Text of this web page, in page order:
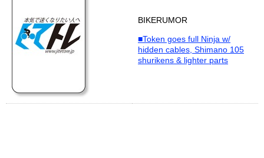
BIKERUMOR
■Token goes full Ninja w/
hidden cables, Shimano 105
shurikens & lighter parts